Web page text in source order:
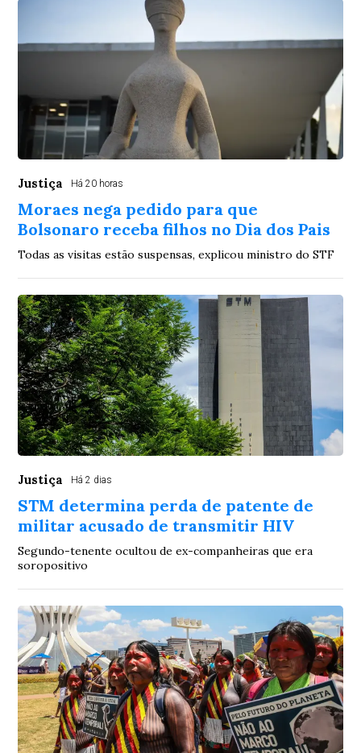
Justiça Há 20 horas
Moraes nega pedido para que
Bolsonaro receba filhos no Dia dos Pais
Todas as visitas estão suspensas, explicou ministro do STF
Justiça Há 2 dias
STM determina perda de patente de
militar acusado de transmitir HIV
Segundo-tenente ocultou de ex-companheiras que era
soropositivo